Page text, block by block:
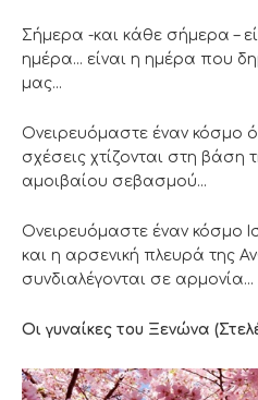
Σήμερα -και κάθε σήμερα –
ημέρα… είναι η ημέρα που
μας…
Ονειρευόμαστε έναν κόσμο
σχέσεις χτίζονται στη βάση
αμοιβαίου σεβασμού…
Ονειρευόμαστε έναν κόσμο
και η αρσενική πλευρά της
συνδιαλέγονται σε αρμονία…
Οι γυναίκες του Ξενώνα